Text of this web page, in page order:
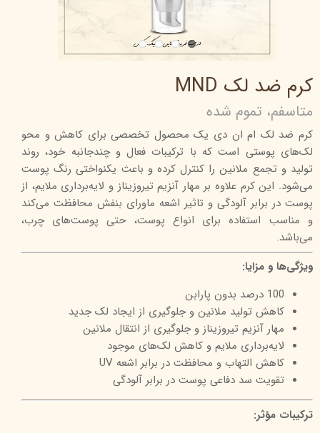
کرم ضد لک MND
متاسفم، تموم شده
کرم ضد لک ام ان دی یک محصول تخصصی برای کاهش و محو
لک‌های پوستی است که با ترکیبات فعال و چندجانبه خود، روند
تولید و تجمع ملانین را کنترل کرده و باعث یکنواختی رنگ پوست
می‌شود. این کرم علاوه بر مهار آنزیم تیروزیناز و لایه‌برداری ملایم، از
پوست در برابر آلودگی و تاثیر اشعه ماورای بنفش محافظت می‌کند
و مناسب استفاده برای انواع پوست، حتی پوست‌های چرب،
می‌باشد.
ویژگی‌ها و مزایا:
100 درصد بدون پارابن
کاهش تولید ملانین و جلوگیری از ایجاد لک جدید
مهار آنزیم تیروزیناز و جلوگیری از انتقال ملانین
لایه‌برداری ملایم و کاهش لک‌های موجود
کاهش التهاب و محافظت در برابر اشعه UV
تقویت سد دفاعی پوست در برابر آلودگی
ترکیبات مؤثر: